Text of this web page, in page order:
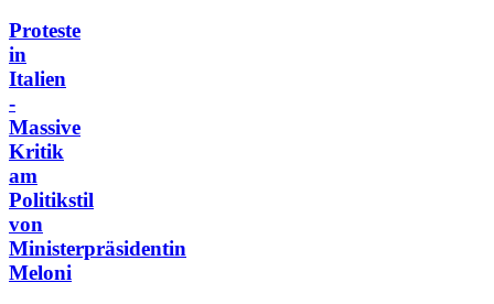
Proteste
in
Italien
-
Massive
Kritik
am
Politikstil
von
Ministerpräsidentin
Meloni